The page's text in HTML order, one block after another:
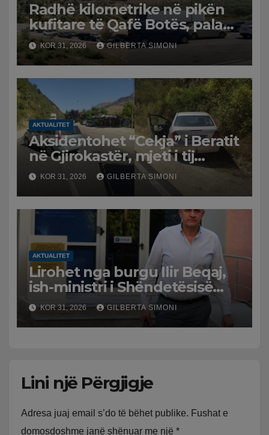
Radhë kilometrike në pikën
kufitare të Qafë Botës, pala
greke raporton defekt në
sistem, qytetarët mbeten të
bllokuar
KOR 31, 2026 GILBERTA SIMONI
AKTUALITET
Aksidentohet “Cekja” i Beratit
në Gjirokastër, mjeti i tij
përplaset me atë të klerikut
bektashian
KOR 31, 2026 GILBERTA SIMONI
AKTUALITET
Lirohet nga burgu Ilir Beqaj,
ish-ministri i Shëndetësisë
‘kthehet’ në shtëpi, GJKKO i
ndryshon masën e arrestit
KOR 31, 2026 GILBERTA SIMONI
Lini një Përgjigje
Adresa juaj email s’do të bëhet publike. Fushat e
domosdoshme janë shënuar me një *